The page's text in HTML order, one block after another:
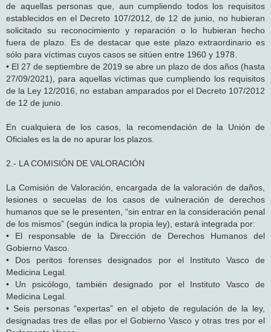
de aquellas personas que, aun cumpliendo todos los requisitos
establecidos en el Decreto 107/2012, de 12 de junio, no hubieran
solicitado su reconocimiento y reparación o lo hubieran hecho
fuera de plazo. Es de destacar que este plazo extraordinario es
sólo para víctimas cuyos casos se sitúen entre 1960 y 1978.
• El 27 de septiembre de 2019 se abre un plazo de dos años (hasta
27/09/2021), para aquellas víctimas que cumpliendo los requisitos
de la Ley 12/2016, no estaban amparados por el Decreto 107/2012
de 12 de junio.
En cualquiera de los casos, la recomendación de la Unión de
Oficiales es la de no apurar los plazos.
2.- LA COMISIÓN DE VALORACIÓN
La Comisión de Valoración, encargada de la valoración de daños,
lesiones o secuelas de los casos de vulneración de derechos
humanos que se le presenten, “sin entrar en la consideración penal
de los mismos” (según indica la propia ley), estará integrada por:
• El responsable de la Dirección de Derechos Humanos del
Gobierno Vasco.
• Dos peritos forenses designados por el Instituto Vasco de
Medicina Legal.
• Un psicólogo, también designado por el Instituto Vasco de
Medicina Legal.
• Seis personas “expertas” en el objeto de regulación de la ley,
designadas tres de ellas por el Gobierno Vasco y otras tres por el